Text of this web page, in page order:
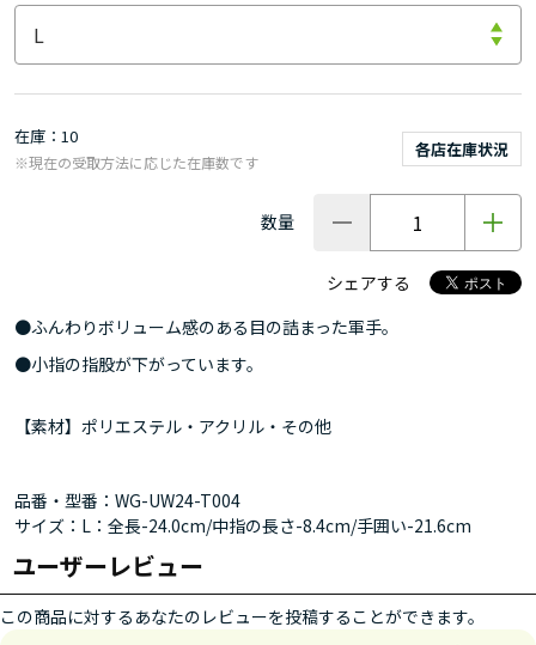
在庫 10
各店在庫状況
※現在の受取方法に応じた在庫数です
数量
シェアする
●ふんわりボリューム感のある目の詰まった軍手。
●小指の指股が下がっています。
【素材】ポリエステル・アクリル・その他
品番・型番：WG-UW24-T004
サイズ：L：全長-24.0cm/中指の長さ-8.4cm/手囲い-21.6cm
ユーザーレビュー
この商品に対するあなたのレビューを投稿することができます。